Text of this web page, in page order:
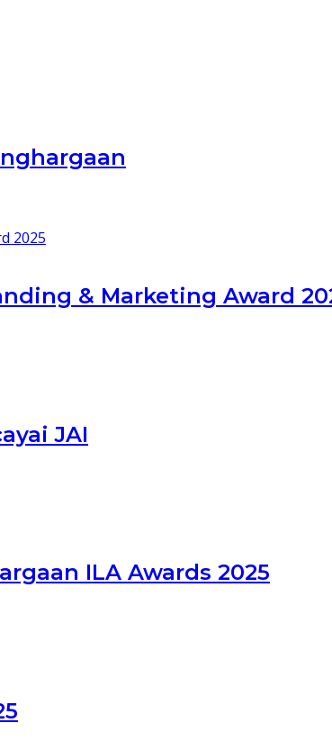
& Marketing Award
JAI
ILA Awards 2025